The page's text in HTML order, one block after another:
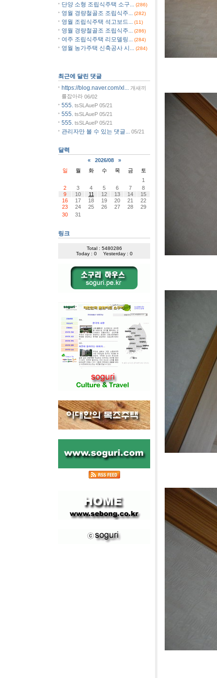
단양 소형 조립식주택 소구... (286)
영월 경량철골조 조립식주... (282)
영월 조립식주택 석고보드... (11)
영월 경량철골조 조립식주... (286)
여주 조립식주택 리모델링... (284)
영월 농가주택 신축공사 시... (284)
최근에 달린 댓글
https://blog.naver.com/xl...
개새끼
를잡아라 06/02
555. tsSLAueP 05/21
555. tsSLAueP 05/21
555. tsSLAueP 05/21
관리자만 볼 수 있는 댓글... 05/21
달력
« 2026/08
»
일
월 화 수 목 금
토
1
2
3 4 5 6 7
8
9
10 11 12 13 14
15
16
17 18 19 20 21
22
23
24 25 26 27 28
29
30
31
링크
Total : 5480286
Today : 0
Yesterday : 0